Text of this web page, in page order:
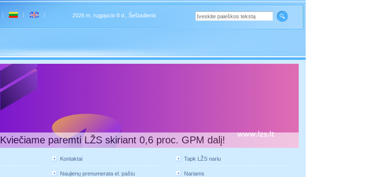
2026 m. rugpjucio 8 d., Šeštadienis
Kviečiame paremti LŽS skiriant 0,6 proc. GPM dalį!
Kontaktai Tapk LŽS nariu
Naujienų prenumerata el. paštu Nariams